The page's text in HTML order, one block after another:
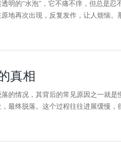
明的“水泡”，它不痛不痒，但总是忍
地再次出现，反复发作，让人烦恼。
真相
的情况，其背后的常见原因之一就是
最终脱落。这个过程往往进展缓慢，